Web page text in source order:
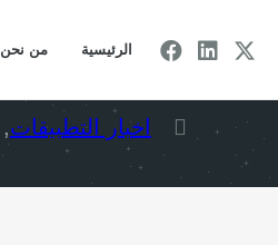
الرئيسية من نحن
اخبار التطبيقات,